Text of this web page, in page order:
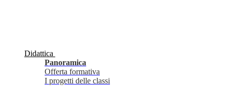
Didattica
Panoramica
Offerta formativa
I progetti delle classi